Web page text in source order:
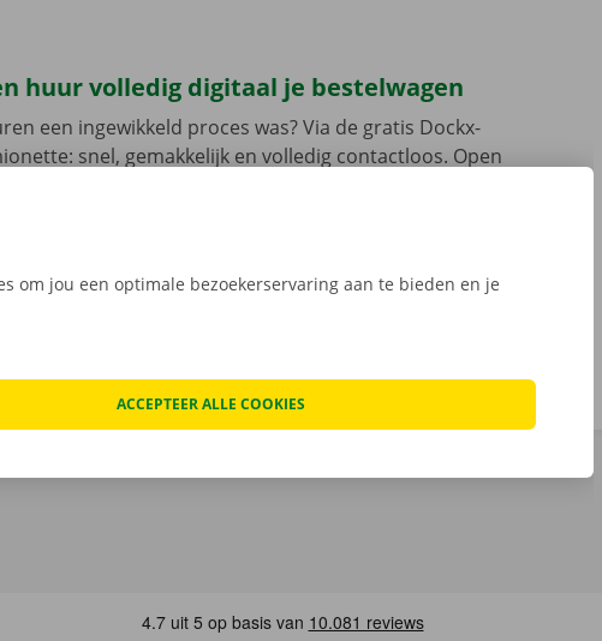
huur volledig digitaal je bestelwagen
een ingewikkeld proces was? Via de gratis Dockx-
snel, gemakkelijk en volledig contactloos. Open
de app voor
om jou een optimale bezoekerservaring aan te bieden en je
ACCEPTEER ALLE COOKIES